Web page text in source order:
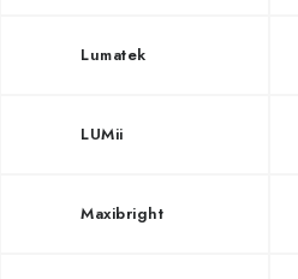
Lumatek
LUMii
Maxibright